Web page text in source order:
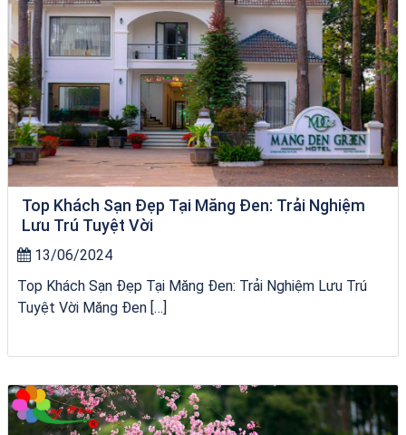
Top Khách Sạn Đẹp Tại Măng Đen: Trải Nghiệm
Lưu Trú Tuyệt Vời
13/06/2024
Top Khách Sạn Đẹp Tại Măng Đen: Trải Nghiệm Lưu Trú
Tuyệt Vời Măng Đen […]
Tour Quy Nhơn 3 Đảo